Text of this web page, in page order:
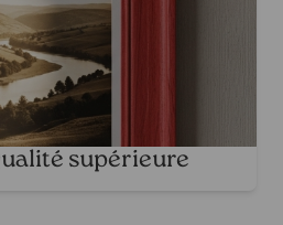
supérieure